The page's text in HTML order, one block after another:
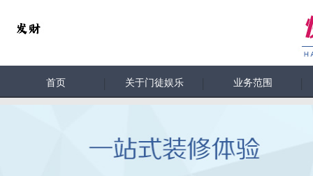
首页 关于门徒娱乐 业务范围